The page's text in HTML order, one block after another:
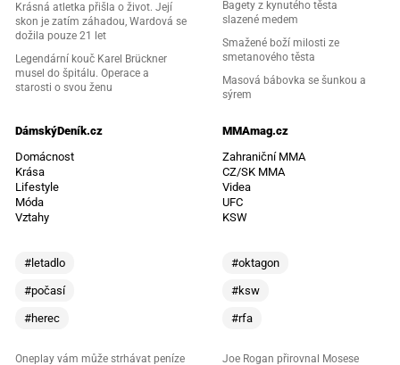
Krásná atletka přišla o život. Její
skon je zatím záhadou, Wardová se
dožila pouze 21 let
Legendární kouč Karel Brückner
musel do špitálu. Operace a
starosti o svou ženu
Bagety z kynutého těsta
slazené medem
Smažené boží milosti ze
smetanového těsta
Masová bábovka se šunkou a
sýrem
DámskýDeník.cz
Domácnost
Krása
Lifestyle
Móda
Vztahy
#letadlo
#počasí
#herec
Oneplay vám může strhávat peníze
MMAmag.cz
Zahraniční MMA
CZ/SK MMA
Videa
UFC
KSW
#oktagon
#ksw
#rfa
Joe Rogan přirovnal Mosese